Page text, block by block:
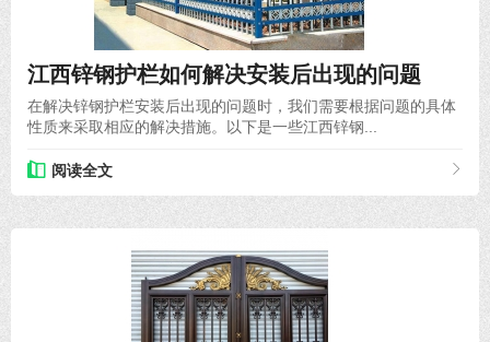
江西锌钢护栏如何解决安装后出现的问题
在解决锌钢护栏安装后出现的问题时，我们需要根据问题的具体
性质来采取相应的解决措施。以下是一些江西锌钢...
阅读全文